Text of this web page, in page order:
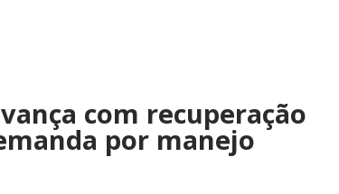
com recuperação
por manejo